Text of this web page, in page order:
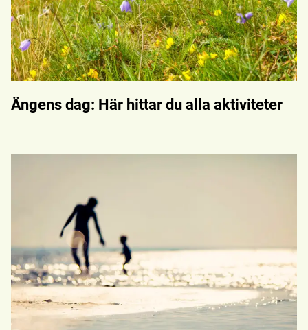
Ängens dag: Här hittar du alla aktiviteter